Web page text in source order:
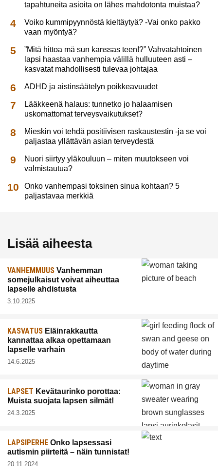
tapahtuneita asioita on lähes mahdotonta muistaa?
Voiko kummipyynnöstä kieltäytyä? -Vai onko pakko
vaan myöntyä?
”Mitä hittoa mä sun kanssas teen!?” Vahvatahtoinen
lapsi haastaa vanhempia välillä hulluuteen asti –
kasvatat mahdollisesti tulevaa johtajaa
ADHD ja aistinsäätelyn poikkeavuudet
Lääkkeenä halaus: tunnetko jo halaamisen
uskomattomat terveysvaikutukset?
Mieskin voi tehdä positiivisen raskaustestin -ja se voi
paljastaa yllättävän asian terveydestä
Nuori siirtyy yläkouluun – miten muutokseen voi
valmistautua?
Onko vanhempasi toksinen sinua kohtaan? 5
paljastavaa merkkiä
Lisää aiheesta
VANHEMMUUS Vanhemman
somejulkaisut voivat aiheuttaa
lapselle ahdistusta
3.10.2025
KASVATUS Eläinrakkautta
kannattaa alkaa opettamaan
lapselle varhain
14.6.2025
LAPSET Kevätaurinko porottaa:
Muista suojata lapsen silmät!
24.3.2025
LAPSIPERHE Onko lapsessasi
autismin piirteitä – näin tunnistat!
20.11.2024